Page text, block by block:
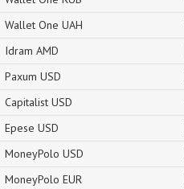
Wallet One UAH
Idram AMD
Paxum USD
Capitalist USD
Epese USD
MoneyPolo USD
MoneyPolo EUR